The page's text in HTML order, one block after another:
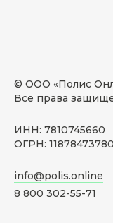
© ООО «Полис
Все права
ИНН: 7810745660
ОГРН:
info@polis.online
8 800 302-55-71